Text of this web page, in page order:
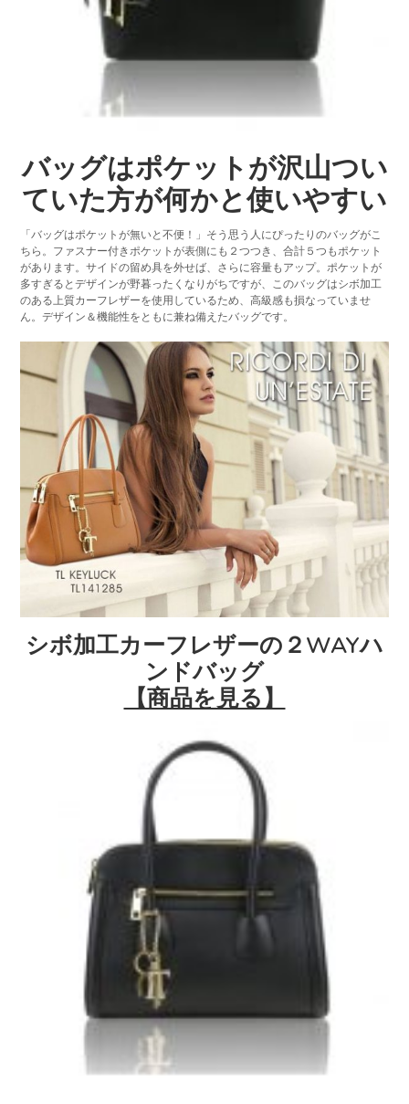
バッグはポケットが沢山つい
ていた方が何かと使いやすい
「バッグはポケットが無いと不便！」そう思う人にぴったりのバッグがこ
ちら。ファスナー付きポケットが表側にも２つつき、合計５つもポケット
があります。サイドの留め具を外せば、さらに容量もアップ。ポケットが
多すぎるとデザインが野暮ったくなりがちですが、このバッグはシボ加工
のある上質カーフレザーを使用しているため、高級感も損なっていませ
ん。デザイン＆機能性をともに兼ね備えたバッグです。
シボ加工カーフレザーの２WAYハ
ンドバッグ
【商品を見る】